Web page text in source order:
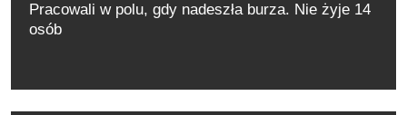
Pracowali w polu, gdy nadeszła burza. Nie żyje 14
osób